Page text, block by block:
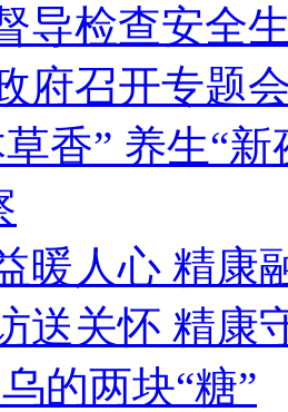
导检查安全
府召开专题
草香” 养生“
暖人心 精康
送关怀 精康
的两块“糖”